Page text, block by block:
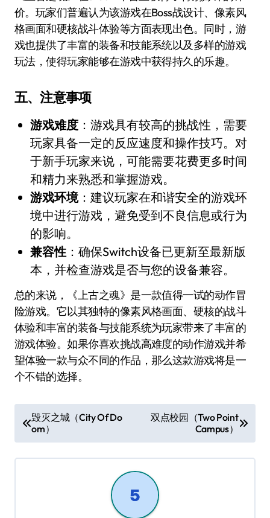
价。玩家们普遍认为该游戏在Boss战设计、像素风
格画面和硬核战斗体验等方面表现出色。同时，游
戏也提供了丰富的装备和技能系统以及多样的游戏
玩法，使得玩家能够在游戏中获得持久的乐趣。
五、注意事项
游戏难度：游戏具有较高的挑战性，需要
玩家具备一定的反应速度和操作技巧。对
于新手玩家来说，可能需要花费更多时间
和精力来熟悉和掌握游戏。
游戏环境：建议玩家在和谐安全的游戏环
境中进行游戏，避免受到不良信息或行为
的影响。
兼容性：确保Switch设备已更新至最新版
本，并检查游戏是否与您的设备兼容。
总的来说，《上古之魂》是一款值得一试的动作冒
险游戏。它以其独特的像素风格画面、硬核的战斗
体验和丰富的装备与技能系统为玩家带来了丰富的
游戏体验。如果你喜欢挑战高难度的动作游戏并希
望体验一款与众不同的作品，那么这款游戏将是一
个不错的选择。
章
导
毁灭之城（City Of Do
om）
双点校园（Two Point
Campus）